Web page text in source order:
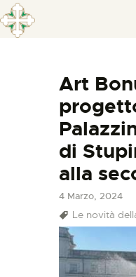
Art
di
alla
4 Marzo, 2024
Le novità